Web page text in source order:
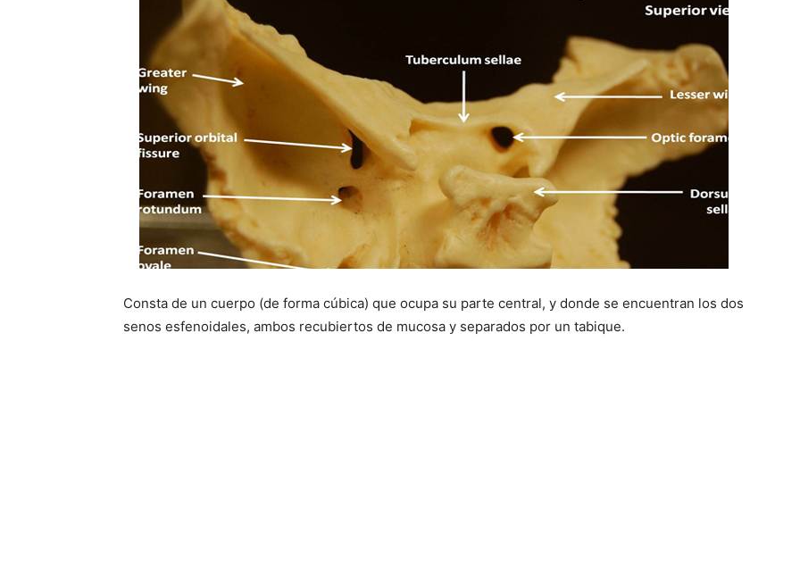
Consta de un cuerpo (de forma cúbica) que ocupa su parte central, y donde se encuentran los dos
senos esfenoidales, ambos recubiertos de mucosa y separados por un tabique.